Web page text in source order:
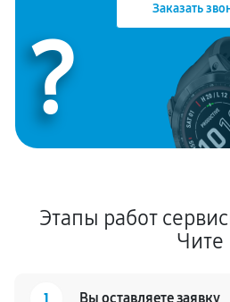
Заказать
?
Этапы работ
Чите
1 Вы оставляете заявку